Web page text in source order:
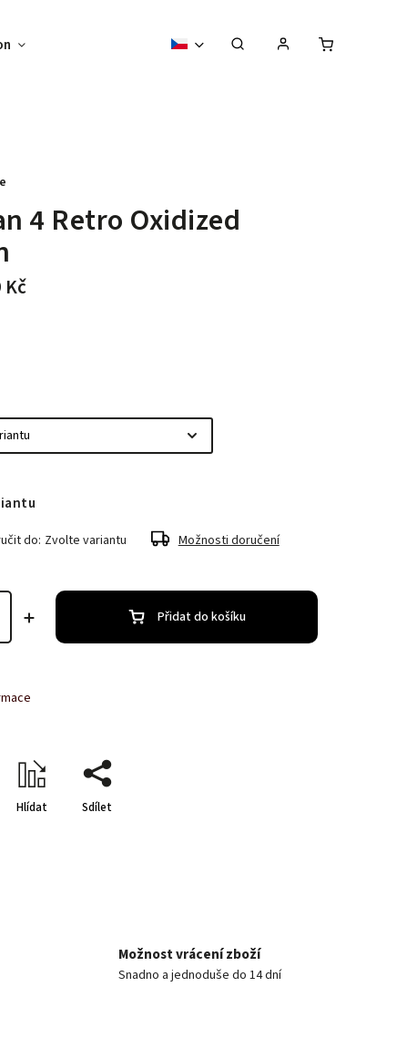
Sběratelské předměty Vouchery
4 Retro Oxidized
Kč
do: Zvolte variantu Možnosti doručení
Přidat do košíku
Hlídat Sdílet
Možnost vrácení zboží
Snadno a jednoduše do 14 dní